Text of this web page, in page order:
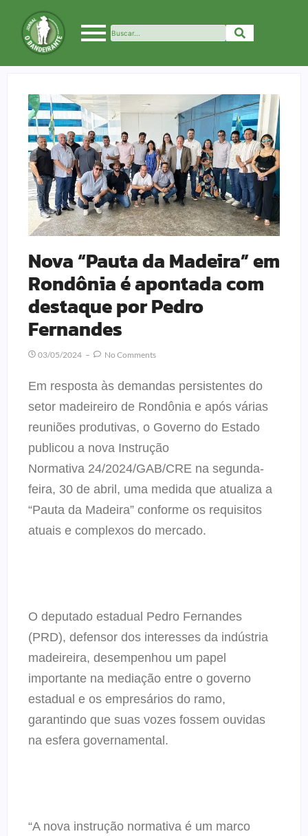
Nova “Pauta da Madeira” em
Rondônia é apontada com
destaque por Pedro
Fernandes
03/05/2024 No Comments
Em resposta às demandas persistentes do
setor madeireiro de Rondônia e após várias
reuniões produtivas, o Governo do Estado
publicou a nova Instrução
Normativa 24/2024/GAB/CRE na segunda-
feira, 30 de abril, uma medida que atualiza a
“Pauta da Madeira” conforme os requisitos
atuais e complexos do mercado.
O deputado estadual Pedro Fernandes
(PRD), defensor dos interesses da indústria
madeireira, desempenhou um papel
importante na mediação entre o governo
estadual e os empresários do ramo,
garantindo que suas vozes fossem ouvidas
na esfera governamental.
“A nova instrução normativa é um marco